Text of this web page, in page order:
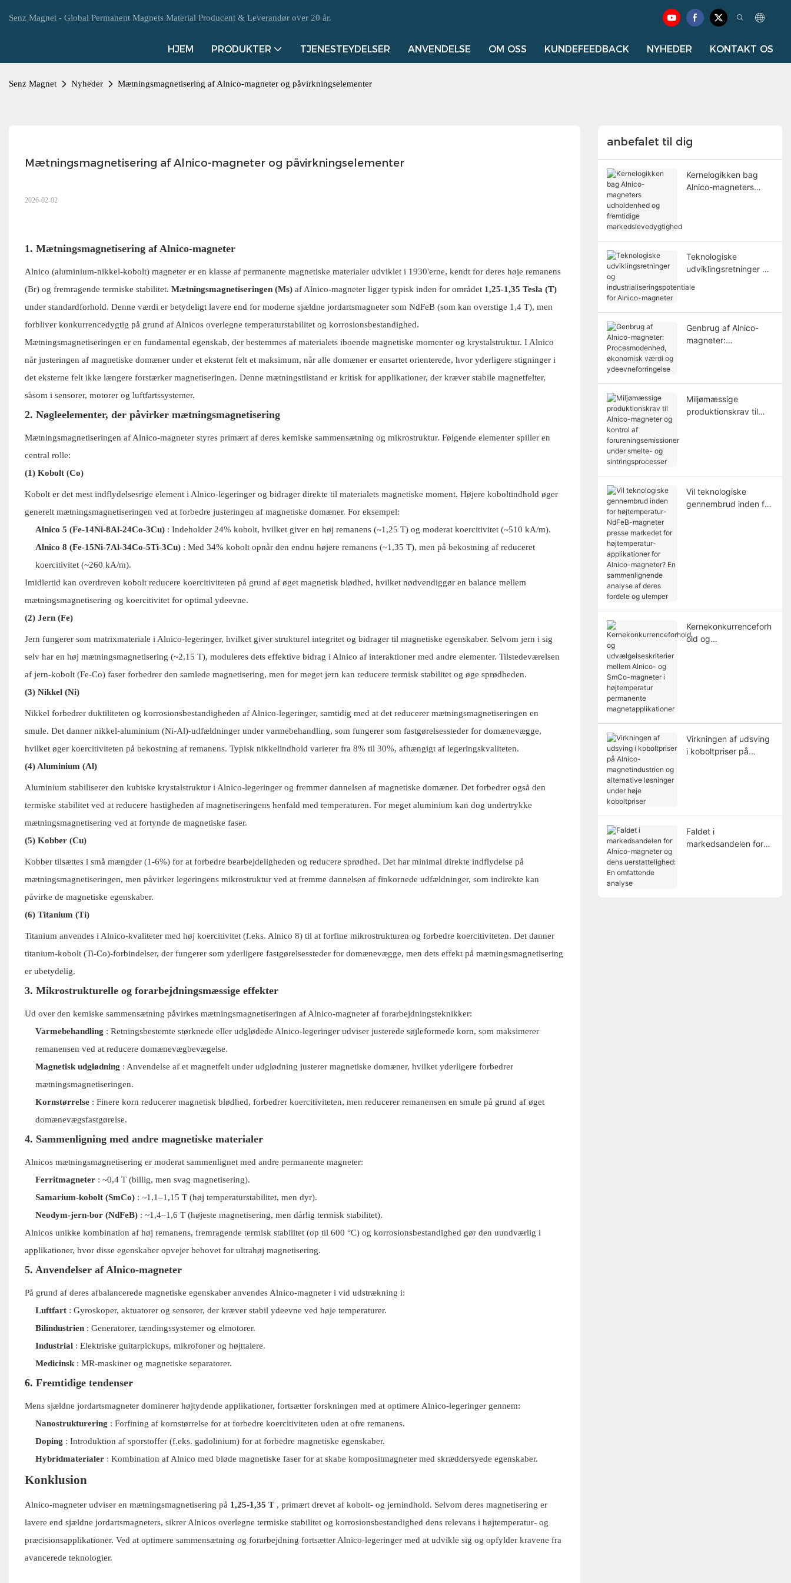
Senz Magnet - Global Permanent Magnets Material Producent & Leverandør over 20 år.
HJEM PRODUKTER TJENESTEYDELSER ANVENDELSE OM OSS KUNDEFEEDBACK NYHEDER KONTAKT OS
Senz Magnet Nyheder Mætningsmagnetisering af Alnico-magneter og påvirkningselementer
Mætningsmagnetisering af Alnico-magneter og påvirkningselementer
2026-02-02
1. Mætningsmagnetisering af Alnico-magneter
Alnico (aluminium-nikkel-kobolt) magneter er en klasse af permanente magnetiske materialer udviklet i 1930'erne, kendt for deres høje remanens
(Br) og fremragende termiske stabilitet. Mætningsmagnetiseringen (Ms)af Alnico-magneter ligger typisk inden for området 1,25-1,35 Tesla (T)
under standardforhold. Denne værdi er betydeligt lavere end for moderne sjældne jordartsmagneter som NdFeB (som kan overstige 1,4 T), men
forbliver konkurrencedygtig på grund af Alnicos overlegne temperaturstabilitet og korrosionsbestandighed.
Mætningsmagnetiseringen er en fundamental egenskab, der bestemmes af materialets iboende magnetiske momenter og krystalstruktur. I Alnico
når justeringen af ​​magnetiske domæner under et eksternt felt et maksimum, når alle domæner er ensartet orienterede, hvor yderligere stigninger i
det eksterne felt ikke længere forstærker magnetiseringen. Denne mætningstilstand er kritisk for applikationer, der kræver stabile magnetfelter,
såsom i sensorer, motorer og luftfartssystemer.
2. Nøgleelementer, der påvirker mætningsmagnetisering
Mætningsmagnetiseringen af ​​Alnico-magneter styres primært af deres kemiske sammensætning og mikrostruktur. Følgende elementer spiller en
central rolle:
(1) Kobolt (Co)
Kobolt er det mest indflydelsesrige element i Alnico-legeringer og bidrager direkte til materialets magnetiske moment. Højere koboltindhold øger
generelt mætningsmagnetiseringen ved at forbedre justeringen af ​​magnetiske domæner. For eksempel:
Alnico 5 (Fe-14Ni-8Al-24Co-3Cu): Indeholder 24% kobolt, hvilket giver en høj remanens (~1,25 T) og moderat koercitivitet (~510 kA/m).
Alnico 8 (Fe-15Ni-7Al-34Co-5Ti-3Cu): Med 34% kobolt opnår den endnu højere remanens (~1,35 T), men på bekostning af reduceret
koercitivitet (~260 kA/m).
Imidlertid kan overdreven kobolt reducere koercitiviteten på grund af øget magnetisk blødhed, hvilket nødvendiggør en balance mellem
mætningsmagnetisering og koercitivitet for optimal ydeevne.
(2) Jern (Fe)
Jern fungerer som matrixmateriale i Alnico-legeringer, hvilket giver strukturel integritet og bidrager til magnetiske egenskaber. Selvom jern i sig
selv har en høj mætningsmagnetisering (~2,15 T), moduleres dets effektive bidrag i Alnico af interaktioner med andre elementer. Tilstedeværelsen
af ​​jern-kobolt (Fe-Co) faser forbedrer den samlede magnetisering, men for meget jern kan reducere termisk stabilitet og øge sprødheden.
(3) Nikkel (Ni)
Nikkel forbedrer duktiliteten og korrosionsbestandigheden af ​​Alnico-legeringer, samtidig med at det reducerer mætningsmagnetiseringen en
smule. Det danner nikkel-aluminium (Ni-Al)-udfældninger under varmebehandling, som fungerer som fastgørelsessteder for domænevægge,
hvilket øger koercitiviteten på bekostning af remanens. Typisk nikkelindhold varierer fra 8% til 30%, afhængigt af legeringskvaliteten.
(4) Aluminium (Al)
Aluminium stabiliserer den kubiske krystalstruktur i Alnico-legeringer og fremmer dannelsen af ​​magnetiske domæner. Det forbedrer også den
termiske stabilitet ved at reducere hastigheden af ​​magnetiseringens henfald med temperaturen. For meget aluminium kan dog undertrykke
mætningsmagnetisering ved at fortynde de magnetiske faser.
(5) Kobber (Cu)
Kobber tilsættes i små mængder (1-6%) for at forbedre bearbejdeligheden og reducere sprødhed. Det har minimal direkte indflydelse på
mætningsmagnetiseringen, men påvirker legeringens mikrostruktur ved at fremme dannelsen af ​​finkornede udfældninger, som indirekte kan
påvirke de magnetiske egenskaber.
(6) Titanium (Ti)
Titanium anvendes i Alnico-kvaliteter med høj koercitivitet (f.eks. Alnico 8) til at forfine mikrostrukturen og forbedre koercitiviteten. Det danner
titanium-kobolt (Ti-Co)-forbindelser, der fungerer som yderligere fastgørelsessteder for domænevægge, men dets effekt på mætningsmagnetisering
er ubetydelig.
3. Mikrostrukturelle og forarbejdningsmæssige effekter
Ud over den kemiske sammensætning påvirkes mætningsmagnetiseringen af ​​Alnico-magneter af forarbejdningsteknikker:
Varmebehandling : Retningsbestemte størknede eller udglødede Alnico-legeringer udviser justerede søjleformede korn, som maksimerer
remanensen ved at reducere domænevægbevægelse.
Magnetisk udglødning : Anvendelse af et magnetfelt under udglødning justerer magnetiske domæner, hvilket yderligere forbedrer
mætningsmagnetiseringen.
Kornstørrelse: Finere korn reducerer magnetisk blødhed, forbedrer koercitiviteten, men reducerer remanensen en smule på grund af øget
domænevægsfastgørelse.
4. Sammenligning med andre magnetiske materialer
Alnicos mætningsmagnetisering er moderat sammenlignet med andre permanente magneter:
Ferritmagneter: ~0,4 T (billig, men svag magnetisering).
Samarium-kobolt (SmCo): ~1,1–1,15 T (høj temperaturstabilitet, men dyr).
Neodym-jern-bor (NdFeB): ~1,4–1,6 T (højeste magnetisering, men dårlig termisk stabilitet).
Alnicos unikke kombination af høj remanens, fremragende termisk stabilitet (op til 600 °C) og korrosionsbestandighed gør den uundværlig i
applikationer, hvor disse egenskaber opvejer behovet for ultrahøj magnetisering.
5. Anvendelser af Alnico-magneter
På grund af deres afbalancerede magnetiske egenskaber anvendes Alnico-magneter i vid udstrækning i:
Luftfart: Gyroskoper, aktuatorer og sensorer, der kræver stabil ydeevne ved høje temperaturer.
Bilindustrien: Generatorer, tændingssystemer og elmotorer.
Industrial: Elektriske guitarpickups, mikrofoner og højttalere.
Medicinsk: MR-maskiner og magnetiske separatorer.
6. Fremtidige tendenser
Mens sjældne jordartsmagneter dominerer højtydende applikationer, fortsætter forskningen med at optimere Alnico-legeringer gennem:
Nanostrukturering : Forfining af kornstørrelse for at forbedre koercitiviteten uden at ofre remanens.
Doping : Introduktion af sporstoffer (f.eks. gadolinium) for at forbedre magnetiske egenskaber.
Hybridmaterialer: Kombination af Alnico med bløde magnetiske faser for at skabe kompositmagneter med skræddersyede egenskaber.
Konklusion
Alnico-magneter udviser en mætningsmagnetisering på 1,25-1,35 T, primært drevet af kobolt- og jernindhold. Selvom deres magnetisering er
lavere end sjældne jordartsmagneters, sikrer Alnicos overlegne termiske stabilitet og korrosionsbestandighed dens relevans i højtemperatur- og
præcisionsapplikationer. Ved at optimere sammensætning og forarbejdning fortsætter Alnico-legeringer med at udvikle sig og opfylder kravene fra
avancerede teknologier.
anbefalet til dig
Kernelogikken bag
Alnico-magneters
Teknologiske
udviklingsretninger og
Genbrug af Alnico-
magneter:
Miljømæssige
produktionskrav til
Vil teknologiske
gennembrud inden for
Kernekonkurrenceforh
old og
Virkningen af ​​​​udsving
i koboltpriser på
Faldet i
markedsandelen for